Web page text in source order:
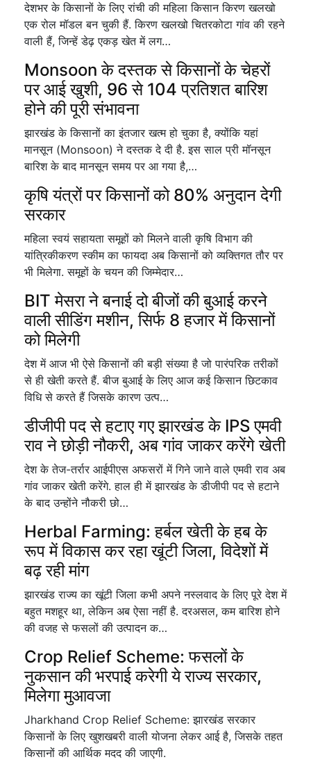
देशभर के किसानों के लिए रांची की महिला किसान किरण खलखो
एक रोल मॉडल बन चुकी हैं. किरण खलखो चितरकोटा गांव की रहने
वाली हैं, जिन्हें डेढ़ एकड़ खेत में लग…
Monsoon के दस्तक से किसानों के चेहरों
पर आई खुशी, 96 से 104 प्रतिशत बारिश
होने की पूरी संभावना
झारखंड के किसानों का इंतजार खत्म हो चुका है, क्योंकि यहां
मानसून (Monsoon) ने दस्तक दे दी है. इस साल प्री मॉनसून
बारिश के बाद मानसून समय पर आ गया है,…
कृषि यंत्रों पर किसानों को 80% अनुदान देगी
सरकार
महिला स्वयं सहायता समूहों को मिलने वाली कृषि विभाग की
यांत्रिकीकरण स्कीम का फायदा अब किसानों को व्यक्तिगत तौर पर
भी मिलेगा. समूहों के चयन की जिम्मेदार…
BIT मेसरा ने बनाई दो बीजों की बुआई करने
वाली सीडिंग मशीन, सिर्फ 8 हजार में किसानों
को मिलेगी
देश में आज भी ऐसे किसानों की बड़ी संख्या है जो पारंपरिक तरीकों
से ही खेती करते हैं. बीज बुआई के लिए आज कई किसान छिटकाव
विधि से करते हैं जिसके कारण उत्प…
डीजीपी पद से हटाए गए झारखंड के IPS एमवी
राव ने छोड़ी नौकरी, अब गांव जाकर करेंगे खेती
देश के तेज-तर्रार आईपीएस अफसरों में गिने जाने वाले एमवी राव अब
गांव जाकर खेती करेंगे. हाल ही में झारखंड के डीजीपी पद से हटाने
के बाद उन्होंने नौकरी छो…
Herbal Farming: हर्बल खेती के हब के
रूप में विकास कर रहा खूंटी जिला, विदेशों में
बढ़ रही मांग
झारखंड राज्य का खूंटी जिला कभी अपने नस्लवाद के लिए पूरे देश में
बहुत मशहूर था, लेकिन अब ऐसा नहीं है. दरअसल, कम बारिश होने
की वजह से फसलों की उत्पादन क…
Crop Relief Scheme: फसलों के
नुकसान की भरपाई करेगी ये राज्य सरकार,
मिलेगा मुआवजा
Jharkhand Crop Relief Scheme: झारखंड सरकार
किसानों के लिए खुशखबरी वाली योजना लेकर आई है, जिसके तहत
किसानों की आर्थिक मदद की जाएगी.